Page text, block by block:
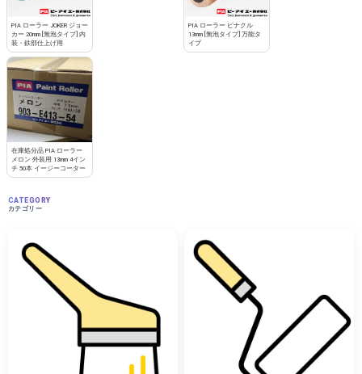
PIA ローラー JOKER ジョー
カー 20mm [無泡タイプ] 内
装・鉄部仕上げ用
PIA ローラー ピナクル
13mm [無泡タイプ] 万能タ
イプ
在庫処分品 PIA ローラー
メロン 外装用 13mm 4イン
チ 50本 イージーコーター
CATEGORY
カテゴリー